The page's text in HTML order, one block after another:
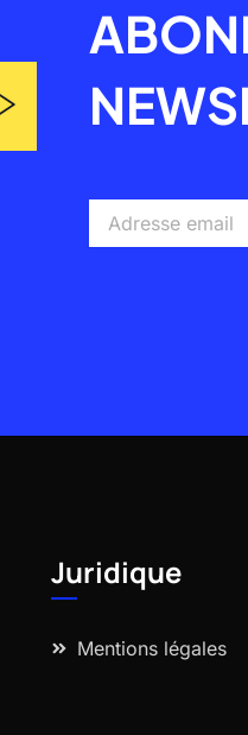
email
Juridique
Mentions légales